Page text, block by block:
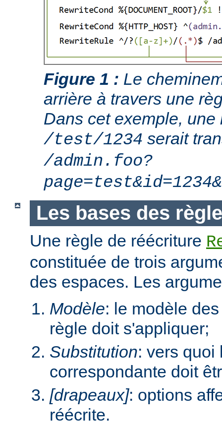
Figure 1 : Le
arrière à travers une
Dans cet exemple, une
/test/1234 serait
/admin.foo?
Les bases des
Une règle de réécriture
constituée de trois
des espaces. Les
Modèle: le modèle
règle doit s'appliquer;
Substitution: vers quoi
correspondante doit
[drapeaux]: options
réécrite.